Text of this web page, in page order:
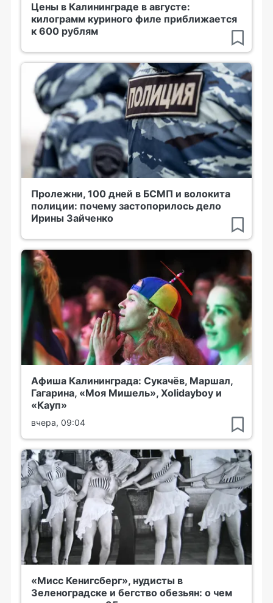
Цены в Калининграде в августе:
килограмм куриного филе приближается
к 600 рублям
Пролежни, 100 дней в БСМП и волокита
полиции: почему застопорилось дело
Ирины Зайченко
Афиша Калининграда: Сукачёв, Маршал,
Гагарина, «Моя Мишель», Xolidayboy и
«Кауп»
вчера, 09:04
«Мисс Кенигсберг», нудисты в
Зеленоградске и бегство обезьян: о чем